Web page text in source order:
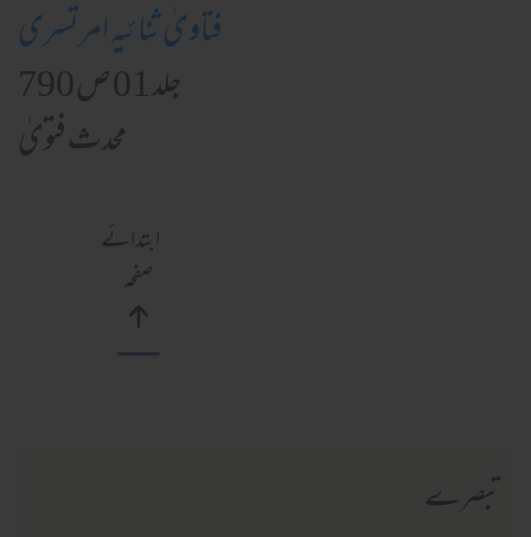
فتاویٰ ثنائیہ امرتسری
جلد 01 ص 790
محدث فتویٰ
ابتدائے
صفحہ
تبصرے